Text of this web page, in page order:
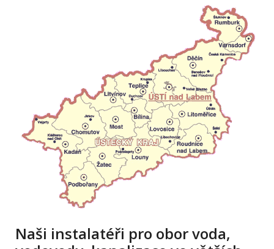
Naši instalatéři pro obor voda,